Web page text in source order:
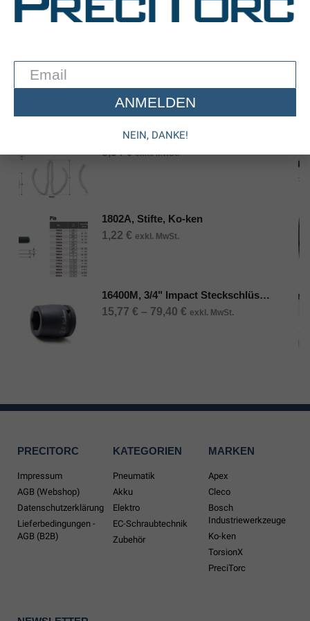
Verwandte Produkte
1700C, C-Ringe, Ko-ken
5,54€ exkl. MwSt.
1802A, Stifte, Ko-ken
1,22 € exkl. MwSt.
16400M, 3/4" Impact Steckschlüssel (mm), Ko-ken
15,77 € – 79,40 € exkl. MwSt.
PRECITORC
Impressum
AGB (Webshop)
Datenschutzerklärung
Lieferbedingungen -
AGB (B2B)
KATEGORIEN
Pneumatik
Akku
Elektro
EC-Schraubtechnik
Zubehör
MARKEN
Apex
Cleco
Bosch
Industriewerkzeuge
Ko-ken
TorsionX
PreciTorc
ANMELDEN
NEIN, DANKE!